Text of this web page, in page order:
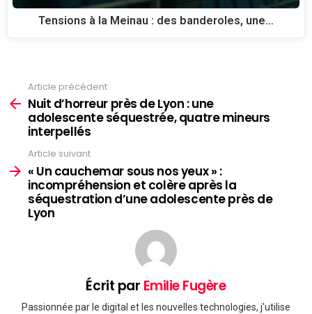
Tensions à la Meinau : des banderoles, une…
more
Article précédent
Nuit d’horreur près de Lyon : une
adolescente séquestrée, quatre mineurs
interpellés
Article suivant
« Un cauchemar sous nos yeux » :
incompréhension et colère après la
séquestration d’une adolescente près de
Lyon
Écrit par Emilie Fugère
Passionnée par le digital et les nouvelles technologies, j'utilise